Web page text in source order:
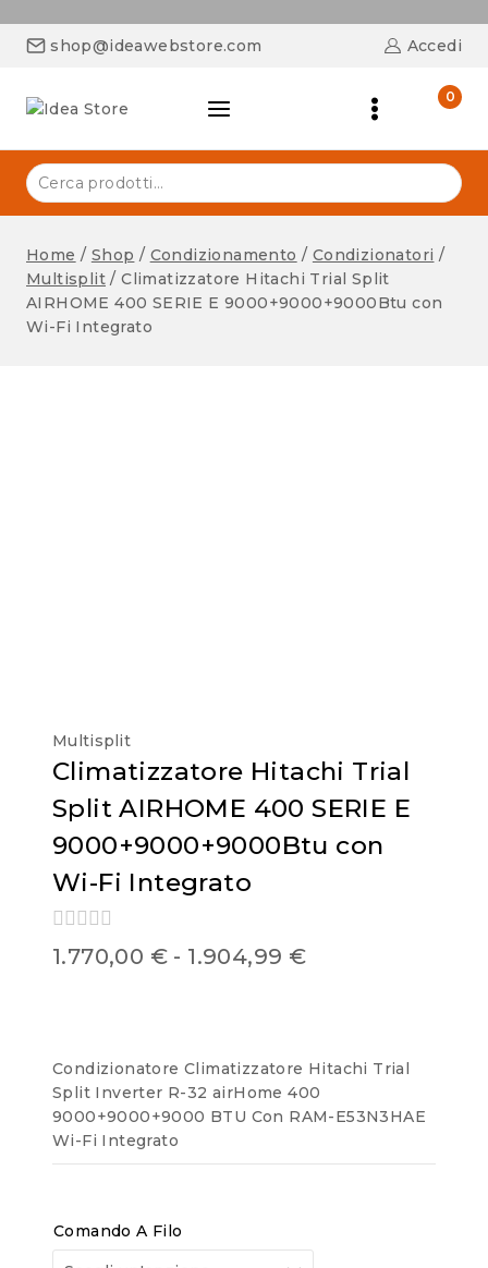
shop@ideawebstore.com Accedi
0
Home / Shop / Condizionamento / Condizionatori /
Multisplit / Climatizzatore Hitachi Trial Split
AIRHOME 400 SERIE E 9000+9000+9000Btu con
Wi-Fi Integrato
Multisplit
Climatizzatore Hitachi Trial
Split AIRHOME 400 SERIE E
9000+9000+9000Btu con
Wi-Fi Integrato
0
out
1.770,00 € - 1.904,99 €
Condizionatore Climatizzatore Hitachi Trial
Split Inverter R-32 airHome 400
9000+9000+9000 BTU Con RAM-E53N3HAE
Wi-Fi Integrato
Comando A Filo